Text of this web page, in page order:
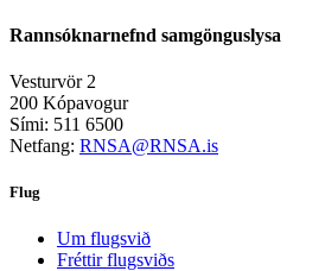
Rannsóknarnefnd samgönguslysa
Vesturvör 2
200 Kópavogur
Sími: 511 6500
Netfang: RNSA@RNSA.is
Flug
Um flugsvið
Fréttir flugsviðs